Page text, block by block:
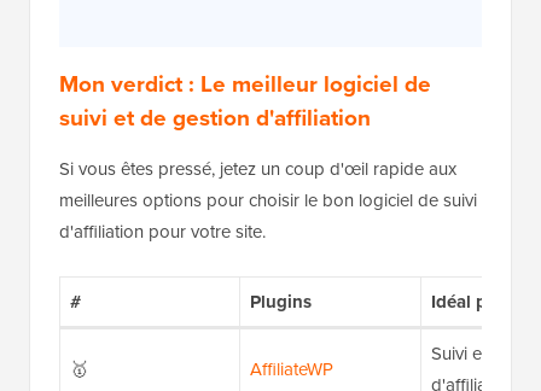
Mon verdict : Le meilleur logiciel de
suivi et de gestion d'affiliation
Si vous êtes pressé, jetez un coup d'œil rapide aux
meilleures options pour choisir le bon logiciel de suivi
d'affiliation pour votre site.
# Plugins Idéal pour
🥇 AffiliateWP
Suivi et
d'affiliation